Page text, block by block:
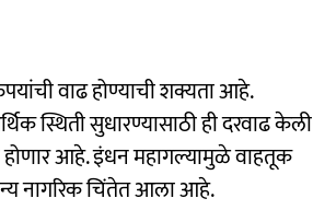
वाढ होण्याची शक्यता आहे.
स्थिती सुधारण्यासाठी ही दरवाढ केली
होणार आहे. इंधन महागल्यामुळे वाहतूक
नागरिक चिंतेत आला आहे.